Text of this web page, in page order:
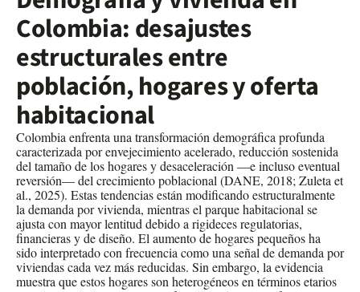
Colombia: desajustes
estructurales entre
población, hogares y oferta
habitacional
Colombia enfrenta una transformación demográfica profunda
caracterizada por envejecimiento acelerado, reducción sostenida
del tamaño de los hogares y desaceleración —e incluso eventual
reversión— del crecimiento poblacional (DANE, 2018; Zuleta et
al., 2025). Estas tendencias están modificando estructuralmente
la demanda por vivienda, mientras el parque habitacional se
ajusta con mayor lentitud debido a rigideces regulatorias,
financieras y de diseño. El aumento de hogares pequeños ha
sido interpretado con frecuencia como una señal de demanda por
viviendas cada vez más reducidas. Sin embargo, la evidencia
muestra que estos hogares son heterogéneos en términos etarios